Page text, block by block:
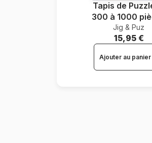
Tapis de
300 à 1000
Jig & Puz
15,95 €
Ajouter au panier